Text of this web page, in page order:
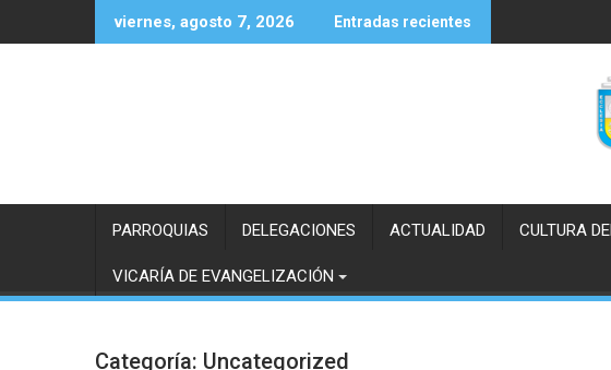
al
viernes, agosto 7, 2026 Entradas recientes
PARROQUIAS DELEGACIONES ACTUALIDAD CULTURA
VICARÍA DE EVANGELIZACIÓN
Categoría: Uncategorized